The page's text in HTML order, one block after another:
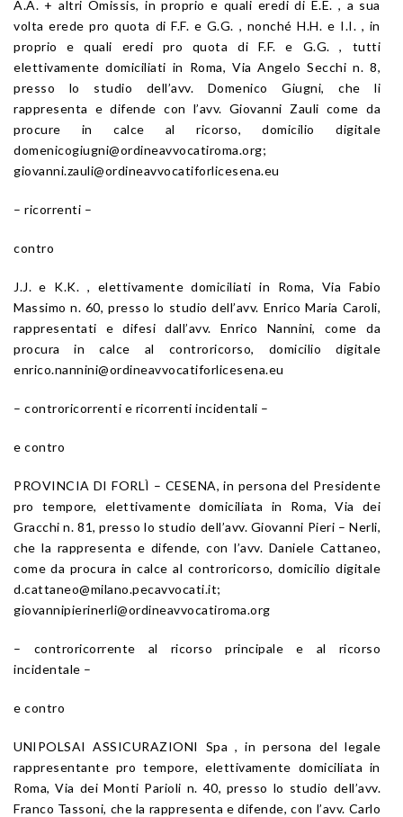
A.A. + altri Omissis, in proprio e quali eredi di E.E. , a sua
volta erede pro quota di F.F. e G.G. , nonché H.H. e I.I. , in
proprio e quali eredi pro quota di F.F. e G.G. , tutti
elettivamente domiciliati in Roma, Via Angelo Secchi n. 8,
presso lo studio dell’avv. Domenico Giugni, che li
rappresenta e difende con l’avv. Giovanni Zauli come da
procure in calce al ricorso, domicilio digitale
domenicogiugni@ordineavvocatiroma.org;
giovanni.zauli@ordineavvocatiforlicesena.eu
– ricorrenti –
contro
J.J. e K.K. , elettivamente domiciliati in Roma, Via Fabio
Massimo n. 60, presso lo studio dell’avv. Enrico Maria Caroli,
rappresentati e difesi dall’avv. Enrico Nannini, come da
procura in calce al controricorso, domicilio digitale
enrico.nannini@ordineavvocatiforlicesena.eu
– controricorrenti e ricorrenti incidentali –
e contro
PROVINCIA DI FORLÌ – CESENA, in persona del Presidente
pro tempore, elettivamente domiciliata in Roma, Via dei
Gracchi n. 81, presso lo studio dell’avv. Giovanni Pieri – Nerli,
che la rappresenta e difende, con l’avv. Daniele Cattaneo,
come da procura in calce al controricorso, domicilio digitale
d.cattaneo@milano.pecavvocati.it;
giovannipierinerli@ordineavvocatiroma.org
– controricorrente al ricorso principale e al ricorso
incidentale –
e contro
UNIPOLSAI ASSICURAZIONI Spa , in persona del legale
rappresentante pro tempore, elettivamente domiciliata in
Roma, Via dei Monti Parioli n. 40, presso lo studio dell’avv.
Franco Tassoni, che la rappresenta e difende, con l’avv. Carlo